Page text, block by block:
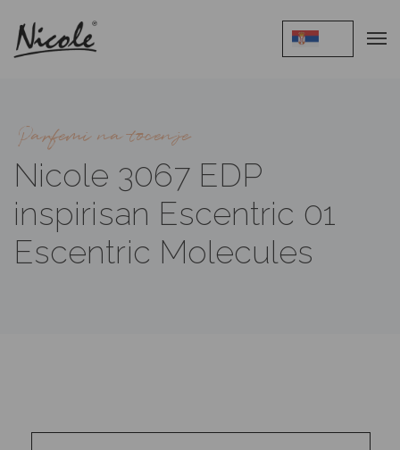
Parfemi na tocenje
Nicole 3067 EDP
inspirisan Escentric 01
Escentric Molecules